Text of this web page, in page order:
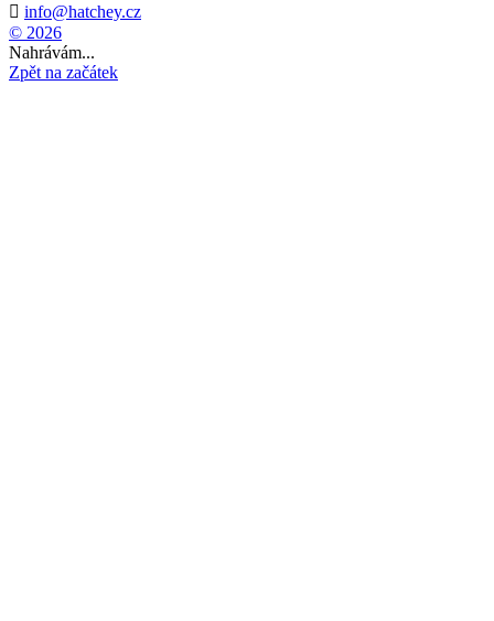
 info@hatchey.cz
© 2026
Nahrávám...
Zpět na začátek